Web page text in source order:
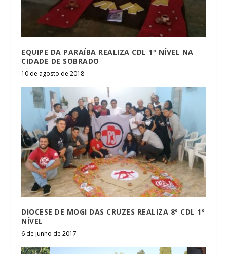
EQUIPE DA PARAÍBA REALIZA CDL 1º NÍVEL NA
CIDADE DE SOBRADO
10 de agosto de 2018
DIOCESE DE MOGI DAS CRUZES REALIZA 8º CDL 1º
NÍVEL
6 de junho de 2017